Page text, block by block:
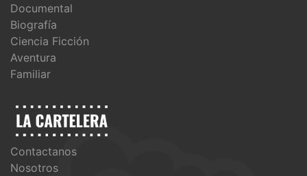
Documental
Biografía
Ciencia Ficción
Aventura
Familiar
Contactanos
Nosotros